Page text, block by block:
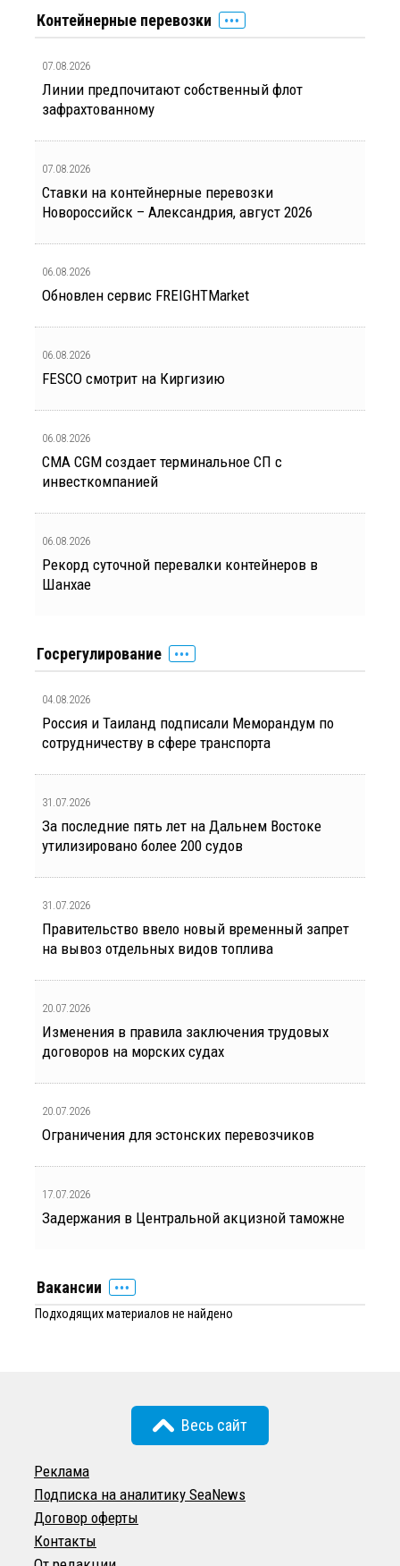
Контейнерные перевозки
07.08.2026
Линии предпочитают собственный флот
зафрахтованному
07.08.2026
Ставки на контейнерные перевозки
Новороссийск – Александрия, август 2026
06.08.2026
Обновлен сервис FREIGHTMarket
06.08.2026
FESCO смотрит на Киргизию
06.08.2026
CMA CGM создает терминальное СП с
инвесткомпанией
06.08.2026
Рекорд суточной перевалки контейнеров в
Шанхае
Госрегулирование
04.08.2026
Россия и Таиланд подписали Меморандум по
сотрудничеству в сфере транспорта
31.07.2026
За последние пять лет на Дальнем Востоке
утилизировано более 200 судов
31.07.2026
Правительство ввело новый временный запрет
на вывоз отдельных видов топлива
20.07.2026
Изменения в правила заключения трудовых
договоров на морских судах
20.07.2026
Ограничения для эстонских перевозчиков
17.07.2026
Задержания в Центральной акцизной таможне
Вакансии
Подходящих материалов не найдено
Весь сайт
Реклама
Подписка на аналитику SeaNews
Договор оферты
Контакты